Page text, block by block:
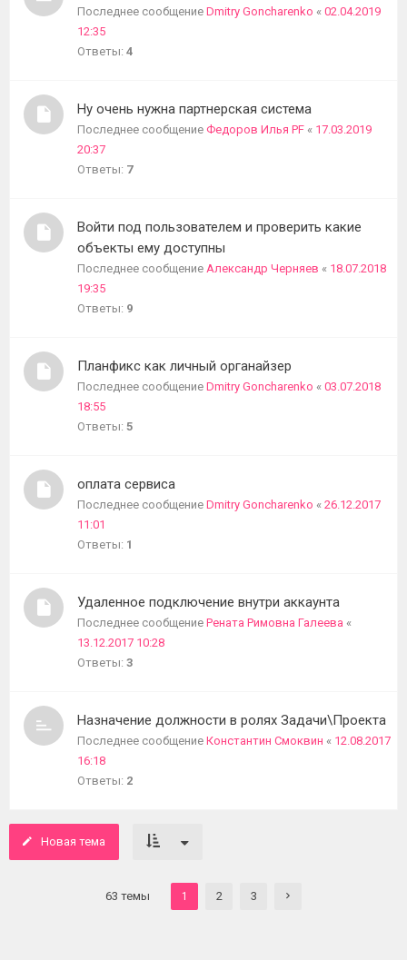
Последнее сообщение Dmitry Goncharenko « 02.04.2019
12:35
Ответы: 4
Ну очень нужна партнерская система
Последнее сообщение Федоров Илья PF « 17.03.2019
20:37
Ответы: 7
Войти под пользователем и проверить какие
объекты ему доступны
Последнее сообщение Александр Черняев « 18.07.2018
19:35
Ответы: 9
Планфикс как личный органайзер
Последнее сообщение Dmitry Goncharenko « 03.07.2018
18:55
Ответы: 5
оплата сервиса
Последнее сообщение Dmitry Goncharenko « 26.12.2017
11:01
Ответы: 1
Удаленное подключение внутри аккаунта
Последнее сообщение Рената Римовна Галеева «
13.12.2017 10:28
Ответы: 3
Назначение должности в ролях Задачи\Проекта
Последнее сообщение Константин Смоквин « 12.08.2017
16:18
Ответы: 2
Новая тема
63 темы 1 2 3